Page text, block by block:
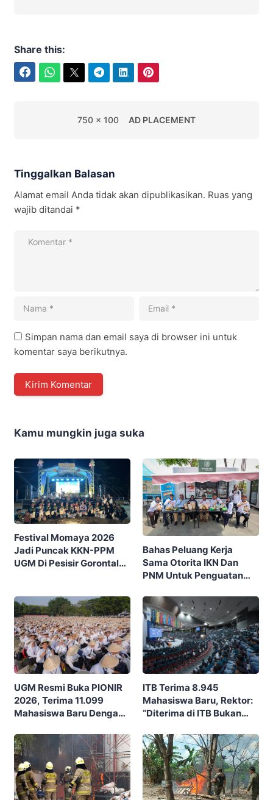
Share this:
750 x 100 AD PLACEMENT
Tinggalkan Balasan
Alamat email Anda tidak akan dipublikasikan. Ruas yang
wajib ditandai *
Simpan nama dan email saya di browser ini untuk
komentar saya berikutnya.
Kamu mungkin juga suka
Festival Momaya 2026
Jadi Puncak KKN-PPM
UGM Di Pesisir Gorontalo,
Bahas Peluang Kerja
Sama Otorita IKN Dan
PNM Untuk Penguatan
Nusantara
UGM Resmi Buka PIONIR
2026, Terima 11.099
Mahasiswa Baru Dengan
Membangun Bangsa”
ITB Terima 8.945
Mahasiswa Baru, Rektor:
“Diterima di ITB Bukan